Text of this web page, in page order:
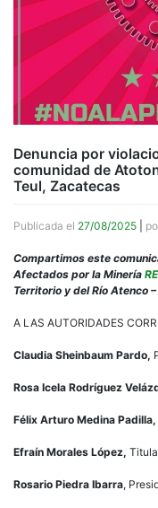
Denuncia por
comunidad de
Teul, Zacatecas
Publicada el 27/08/2025
Compartimos este
Afectados por la Minería
Territorio y del Río Atenco
A LAS AUTORIDADES
Claudia Sheinbaum Pardo,
Rosa Icela Rodríguez
Félix Arturo Medina Padilla,
Efraín Morales López,
Rosario Piedra Ibarra,